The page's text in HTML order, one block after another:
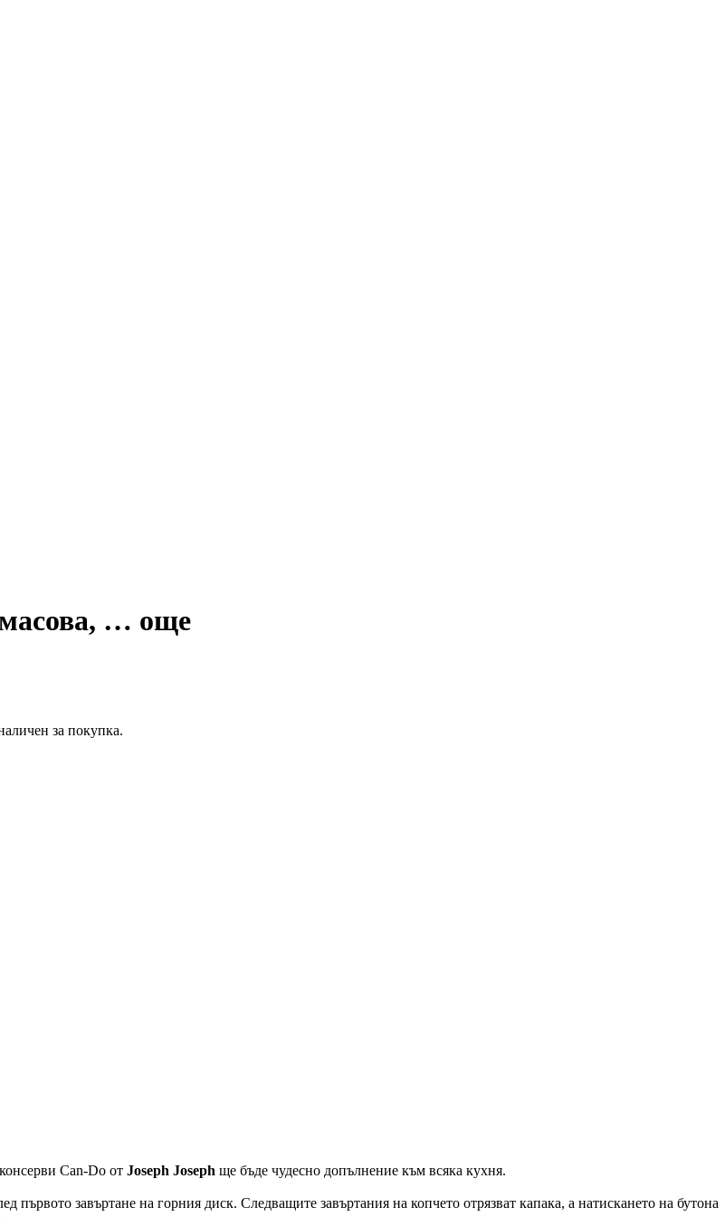
, … още
за покупка.
Can-Do от Joseph Joseph ще бъде чудесно допълнение към всяка кухня.
първото завъртане на горния диск. Следващите завъртания на копчето отрязват капака, а натискането на бутона